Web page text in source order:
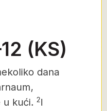
(KS)
dana
u kući. 2I